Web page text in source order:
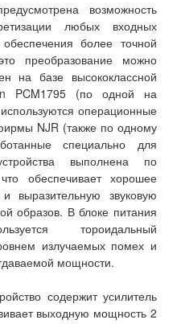
возможность
любых входных
более точной
преобразование можно
на базе высококлассной
PCM1795 (по одной на
операционные
NJR (также по одному
специально для
выполнена по
обеспечивает хорошее
выразительную звуковую
образов. В блоке питания
тороидальный
излучаемых помех и
мощности.
содержит усилитель
выходную мощность 2